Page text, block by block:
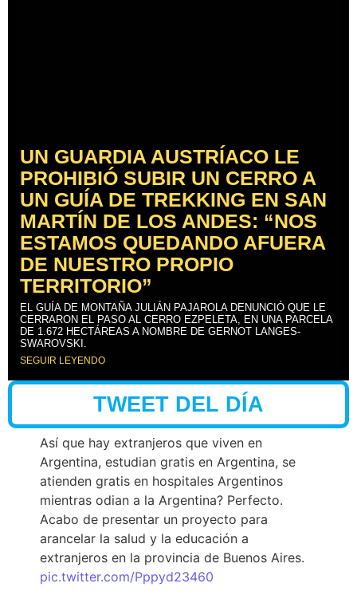
UN GUARDIA AUSTRÍACO LE
PROHIBIÓ SUBIR UN CERRO A
UN GUÍA DE TREKKING EN SAN
MARTÍN DE LOS ANDES: “NOS
ESTAMOS QUEDANDO AFUERA
DE NUESTRO PROPIO
TERRITORIO”
EL GUÍA DE MONTAÑA JULIÁN PAJAROLA DENUNCIÓ QUE LE
CERRARON EL PASO AL CERRO EZPELETA, EN UNA PARCELA
DE 1.672 HECTÁREAS A NOMBRE DE GERNOT LANGES-
SWAROVSKI.
SEGUIR LEYENDO
TWEET DEL DÍA
Así que hay extranjeros que viven en
Argentina, estudian gratis en Argentina, se
atienden gratis en hospitales Argentinos
mientras odian a la Argentina? Perfecto.
Acabo de presentar un proyecto para
arancelar la salud y la educación a
extranjeros en la provincia de Buenos Aires.
pic.twitter.com/Pppyd23460